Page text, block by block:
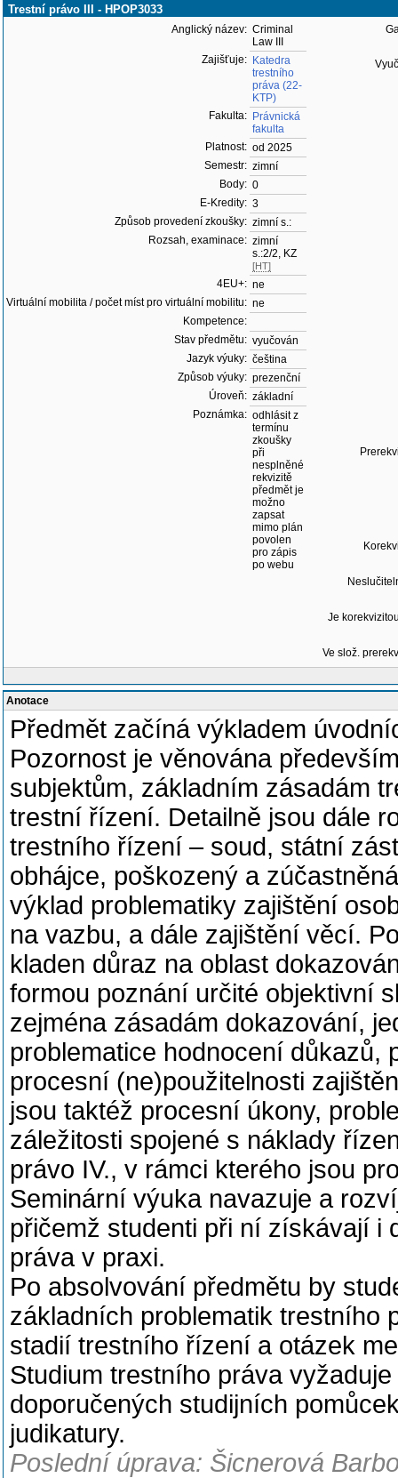
Trestní právo III - HPOP3033
Anglický název: Criminal
Law III
Zajišťuje: Katedra
trestního
práva (22-
KTP)
Fakulta: Právnická
fakulta
Platnost: od 2025
Semestr: zimní
Body: 0
E-Kredity: 3
Způsob provedení zkoušky: zimní s.:
Rozsah, examinace: zimní
s.:2/2, KZ
[HT]
4EU+: ne
Virtuální mobilita / počet míst pro virtuální mobilitu: ne
Kompetence:
Stav předmětu: vyučován
Jazyk výuky: čeština
Způsob výuky: prezenční
Úroveň: základní
Poznámka: odhlásit z
termínu
zkoušky
při
nesplněné
rekvizitě
předmět je
možno
zapsat
mimo plán
povolen
pro zápis
po webu
Je
Ve slož.
Anotace
Předmět začíná výkladem
Pozornost je věnována
subjektům, základním zásadám
trestní řízení. Detailně jsou dále
trestního řízení – soud, státní
obhájce, poškozený a
výklad problematiky zajištění
na vazbu, a dále zajištění věcí.
kladen důraz na oblast
formou poznání určité objektivní
zejména zásadám dokazování,
problematice hodnocení důkazů,
procesní (ne)použitelnosti
jsou taktéž procesní úkony,
záležitosti spojené s náklady
právo IV., v rámci kterého jsou
Seminární výuka navazuje a
přičemž studenti při ní získávají i
práva v praxi.
Po absolvování předmětu by
základních problematik trestního
stadií trestního řízení a otázek
Studium trestního práva
doporučených studijních
judikatury.
Poslední úprava: Šicnerová